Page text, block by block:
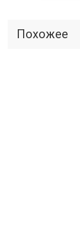
Похожее